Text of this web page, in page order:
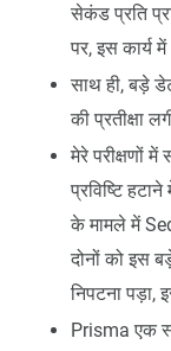
सेकंड प्रति
पर, इस कार्य
साथ ही, बड़े
की प्रतीक्षा
मेरे
प्रविष्टि
के मामले में
दोनों को इस
निपटना पड़ा,
Prisma एक